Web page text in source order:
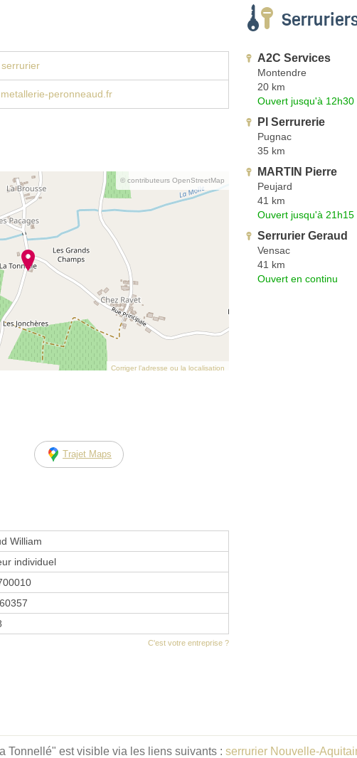
peronneaud.fr
© contributeurs OpenStreetMap
Corriger l’adresse ou la localisation
Trajet Maps
William
individuel
C'est votre entreprise ?
A2C Services
Montendre
20 km
Ouvert jusqu'à 12h30
Pl Serrurerie
Pugnac
35 km
MARTIN Pierre
Peujard
41 km
Ouvert jusqu'à 21h15
Serrurier Geraud
Vensac
41 km
Ouvert en continu
Tonnellé" est visible via les liens suivants : serrurier Nouvelle-